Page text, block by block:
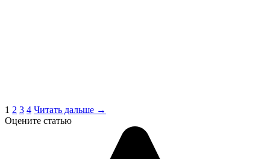
1 2 3 4 Читать дальше →
Оцените статью